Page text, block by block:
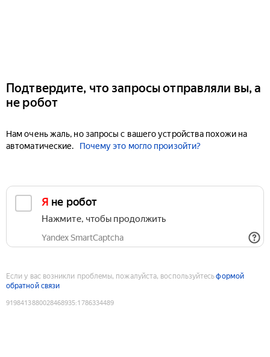
Подтвердите, что запросы отправляли вы, а
не робот
Нам очень жаль, но запросы с вашего устройства похожи на
автоматические.
Почему это могло произойти?
Я не робот
Нажмите, чтобы продолжить
Yandex SmartCaptcha
Если у вас возникли проблемы, пожалуйста, воспользуйтесьформой
обратной связи
9198413880028468935:1786334489